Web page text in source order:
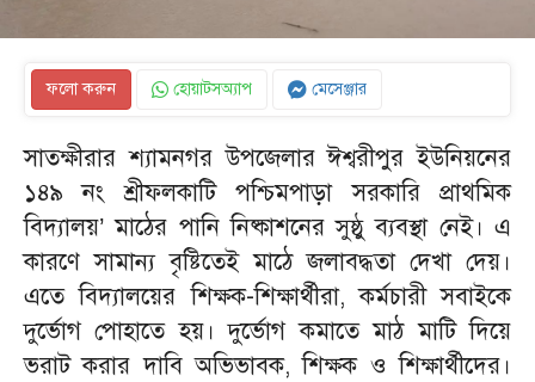
ফলো করুন হোয়াটসঅ্যাপ মেসেঞ্জার
সাতক্ষীরার শ্যামনগর উপজেলার ঈশ্বরীপুর ইউনিয়নের
১৪৯ নং শ্রীফলকাটি পশ্চিমপাড়া সরকারি প্রাথমিক
বিদ্যালয়’ মাঠের পানি নিষ্কাশনের সুষ্ঠু ব্যবস্থা নেই। এ
কারণে সামান্য বৃষ্টিতেই মাঠে জলাবদ্ধতা দেখা দেয়।
এতে বিদ্যালয়ের শিক্ষক-শিক্ষার্থীরা, কর্মচারী সবাইকে
দুর্ভোগ পোহাতে হয়। দুর্ভোগ কমাতে মাঠ মাটি দিয়ে
ভরাট করার দাবি অভিভাবক, শিক্ষক ও শিক্ষার্থীদের।